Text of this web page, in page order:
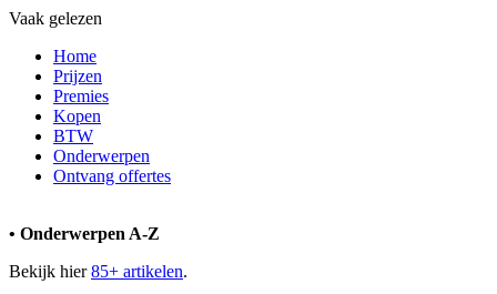
Vaak gelezen
Home
Prijzen
Premies
Kopen
BTW
Onderwerpen
Ontvang offertes
• Onderwerpen A-Z
Bekijk hier85+ artikelen.